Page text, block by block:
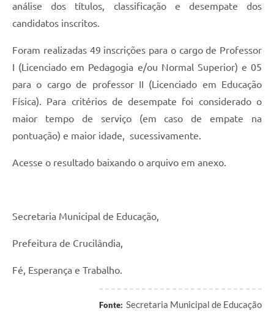
análise dos títulos, classificação e desempate dos
candidatos inscritos.
Foram realizadas 49 inscrições para o cargo de Professor
I (Licenciado em Pedagogia e/ou Normal Superior) e 05
para o cargo de professor II (Licenciado em Educação
Física). Para critérios de desempate foi considerado o
maior tempo de serviço (em caso de empate na
pontuação) e maior idade, sucessivamente.
Acesse o resultado baixando o arquivo em anexo.
Secretaria Municipal de Educação,
Prefeitura de Crucilândia,
Fé, Esperança e Trabalho.
Fonte: Secretaria Municipal de Educação